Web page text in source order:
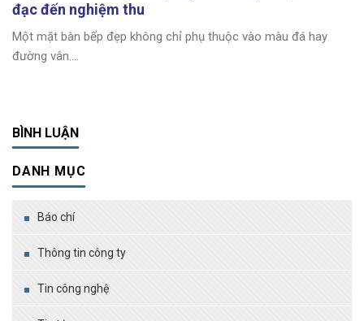
đạc đến nghiệm thu
Một mặt bàn bếp đẹp không chỉ phụ thuộc vào màu đá hay
đường vân....
BÌNH LUẬN
DANH MỤC
Báo chí
Thông tin công ty
Tin công nghệ